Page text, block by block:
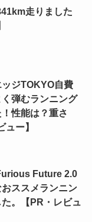
走りました
ジTOKYO自費
弾むランニング
性能は？重さ
ー】
Future 2.0
ススメランニン
。【PR・レビュ